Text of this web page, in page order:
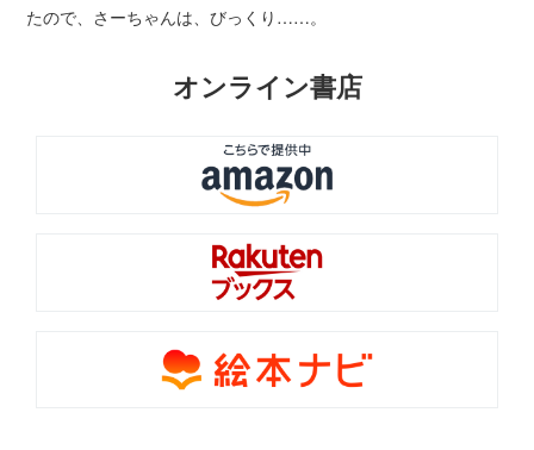
たので、さーちゃんは、びっくり……。
オンライン書店